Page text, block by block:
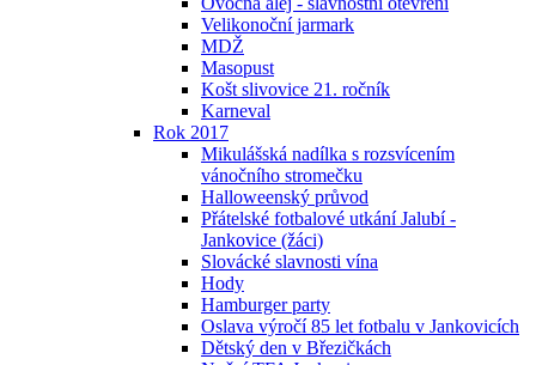
Velikonoční jarmark
MDŽ
Masopust
Košt slivovice 21. ročník
Karneval
Rok 2017
Mikulášská nadílka s rozsvícením
vánočního stromečku
Halloweenský průvod
Přátelské fotbalové utkání Jalubí -
Jankovice (žáci)
Slovácké slavnosti vína
Hody
Hamburger party
Oslava výročí 85 let fotbalu v Jankovicích
Dětský den v Březičkách